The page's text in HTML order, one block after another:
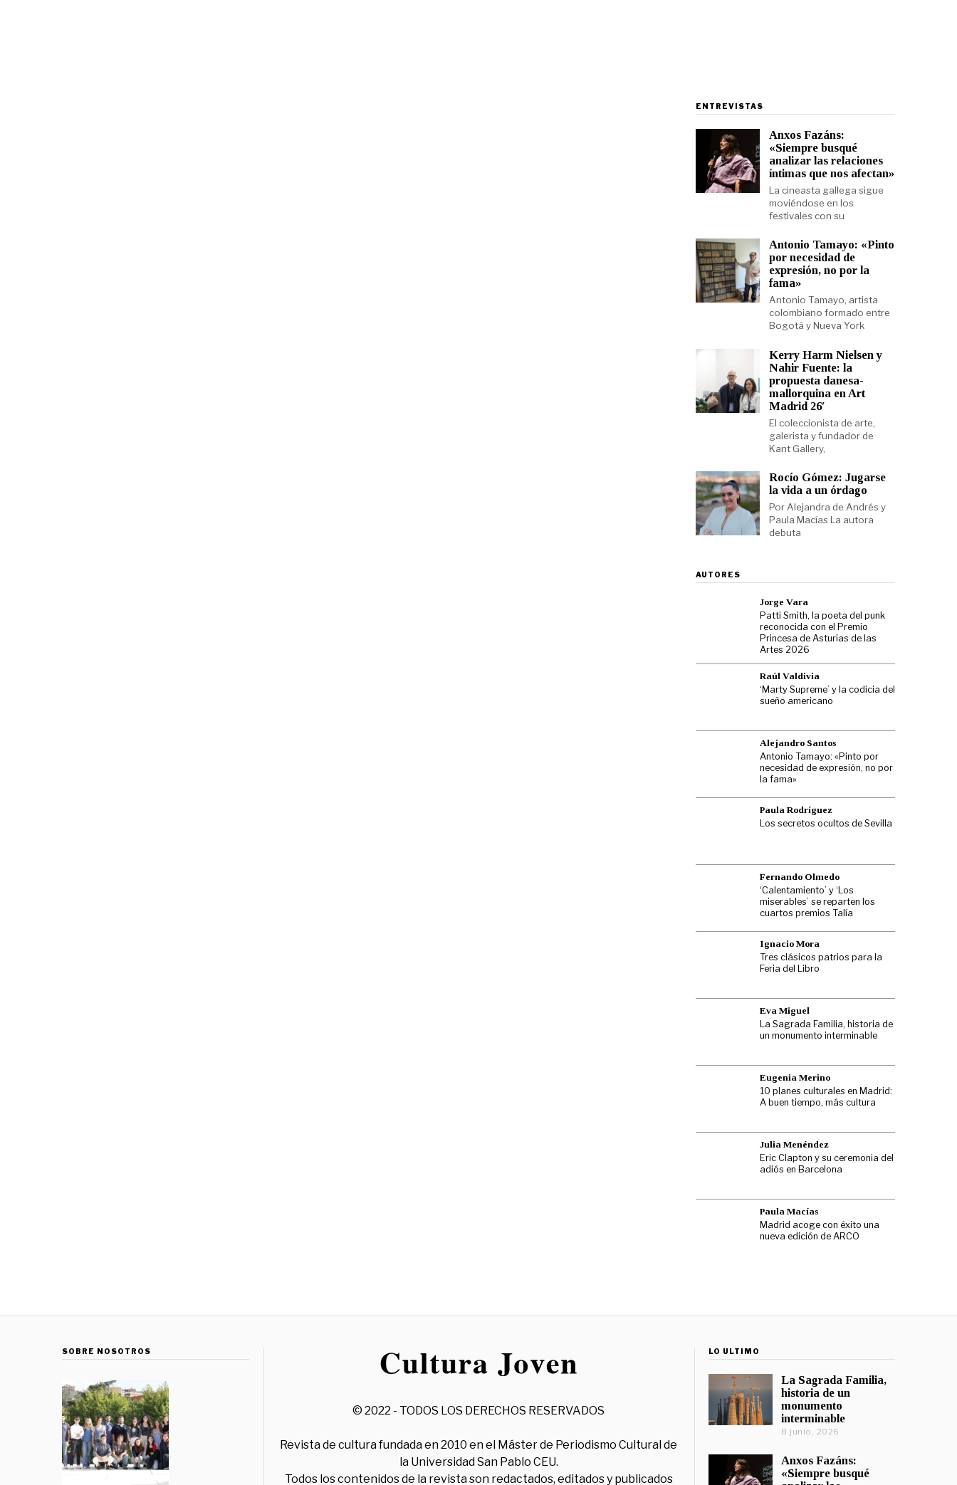
ENTREVISTAS
Anxos Fazáns:
«Siempre busqué
analizar las relaciones
íntimas que nos afectan»
La cineasta gallega sigue
moviéndose en los
festivales con su
Antonio Tamayo: «Pinto
por necesidad de
expresión, no por la
fama»
Antonio Tamayo, artista
colombiano formado entre
Bogotá y Nueva York
Kerry Harm Nielsen y
Nahir Fuente: la
propuesta danesa-
mallorquina en Art
Madrid 26′
El coleccionista de arte,
galerista y fundador de
Kant Gallery,
Rocío Gómez: Jugarse
la vida a un órdago
Por Alejandra de Andrés y
Paula Macías La autora
debuta
AUTORES
Jorge Vara
Patti Smith, la poeta del punk
reconocida con el Premio
Princesa de Asturias de las
Artes 2026
Raúl Valdivia
‘Marty Supreme’ y la codicia del
sueño americano
Alejandro Santos
Antonio Tamayo: «Pinto por
necesidad de expresión, no por
la fama»
Paula Rodríguez
Los secretos ocultos de Sevilla
Fernando Olmedo
‘Calentamiento’ y ‘Los
miserables’ se reparten los
cuartos premios Talía
Ignacio Mora
Tres clásicos patrios para la
Feria del Libro
Eva Miguel
La Sagrada Familia, historia de
un monumento interminable
Eugenia Merino
10 planes culturales en Madrid:
A buen tiempo, más cultura
Julia Menéndez
Eric Clapton y su ceremonia del
adiós en Barcelona
Paula Macías
Madrid acoge con éxito una
nueva edición de ARCO
SOBRE NOSOTROS
© 2022 - TODOS LOS DERECHOS RESERVADOS
Revista de cultura fundada en 2010 en el Máster de Periodismo Cultural de
la Universidad San Pablo CEU.
Todos los contenidos de la revista son redactados, editados y publicados
LO ÚLTIMO
La Sagrada Familia,
historia de un
monumento
interminable
8 junio, 2026
Anxos Fazáns:
«Siempre busqué